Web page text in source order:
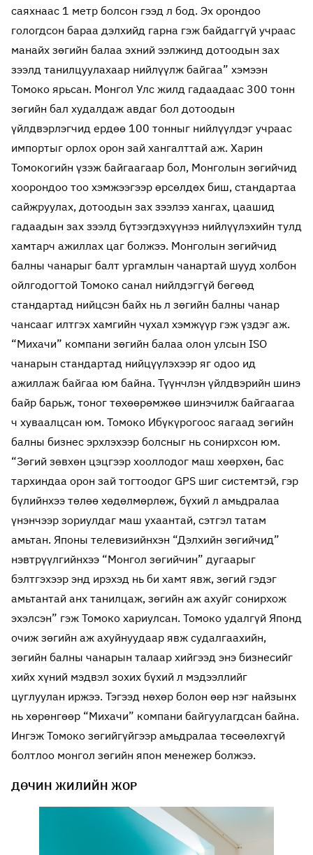
саяхнаас 1 метр болсон гээд л бод. Эх орондоо
гологдсон бараа дэлхийд гарна гэж байдаггүй учраас
манайх зөгийн балаа эхний ээлжинд дотоодын зах
зээлд танилцуулахаар нийлүүлж байгаа” хэмээн
Томоко ярьсан. Монгол Улс жилд гадаадаас 300 тонн
зөгийн бал худалдаж авдаг бол дотоодын
үйлдвэрлэгчид ердөө 100 тонныг нийлүүлдэг учраас
импортыг орлох орон зай хангалттай аж. Харин
Томокогийн үзэж байгаагаар бол, Монголын зөгийчид
хоорондоо тоо хэмжээгээр өрсөлдөх биш, стандартаа
сайжруулах, дотоодын зах зээлээ хангах, цаашид
гадаадын зах зээлд бүтээгдэхүүнээ нийлүүлэхийн тулд
хамтарч ажиллах цаг болжээ. Монголын зөгийчид
балны чанарыг балт ургамлын чанартай шууд холбон
ойлгодогтой Томоко санал нийлдэггүй бөгөөд
стандартад нийцсэн байх нь л зөгийн балны чанар
чансааг илтгэх хамгийн чухал хэмжүүр гэж үздэг аж.
“Михачи” компани зөгийн балаа олон улсын ISO
чанарын стандартад нийцүүлэхээр яг одоо ид
ажиллаж байгаа юм байна. Түүнчлэн үйлдвэрийн шинэ
байр барьж, тоног төхөөрөмжөө шинэчилж байгаагаа
ч хуваалцсан юм. Томоко Ибүкүрогоос яагаад зөгийн
балны бизнес эрхлэхээр болсныг нь сонирхсон юм.
“Зөгий зөвхөн цэцгээр хооллодог маш хөөрхөн, бас
тархиндаа орон зай тогтоодог GPS шиг системтэй, гэр
бүлийнхээ төлөө хөдөлмөрлөж, бүхий л амьдралаа
үнэнчээр зориулдаг маш ухаантай, сэтгэл татам
амьтан. Японы телевизийнхэн “Дэлхийн зөгийчид”
нэвтрүүлгийнхээ “Монгол зөгийчин” дугаарыг
бэлтгэхээр энд ирэхэд нь би хамт явж, зөгий гэдэг
амьтантай анх танилцаж, зөгийн аж ахуйг сонирхож
эхэлсэн” гэж Томоко хариулсан. Томоко удалгүй Японд
очиж зөгийн аж ахуйнуудаар явж судалгаахийн,
зөгийн балны чанарын талаар хийгээд энэ бизнесийг
хийх хүний мэдвэл зохих бүхий л мэдээллийг
цуглуулан иржээ. Тэгээд нөхөр болон өөр нэг найзынх
нь хөрөнгөөр “Михачи” компани байгуулагдсан байна.
Ингэж Томоко зөгийгүйгээр амьдралаа төсөөлөхгүй
болтлоо монгол зөгийн япон менежер болжээ.
ДӨЧИН ЖИЛИЙН ЖОР